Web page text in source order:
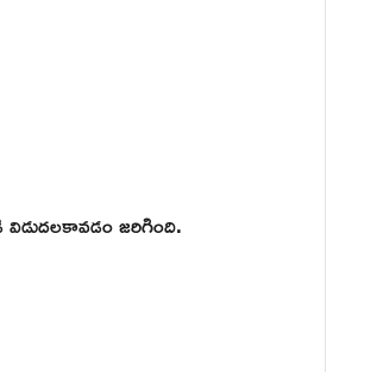
విడుదలకావడం జరిగింది.